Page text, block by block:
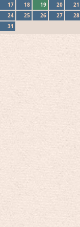
17
18 19 20 21
24
25 26 27 28
31